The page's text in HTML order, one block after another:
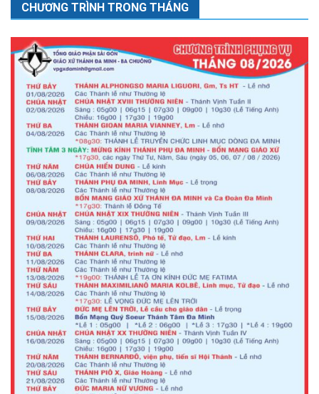
CHƯƠNG TRÌNH TRONG THÁNG